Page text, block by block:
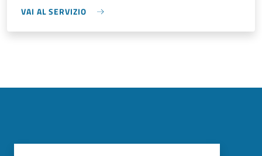
VAI AL SERVIZIO